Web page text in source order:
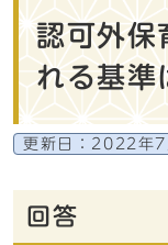
認可外保
れる基準
更新日： 2022年7
回答